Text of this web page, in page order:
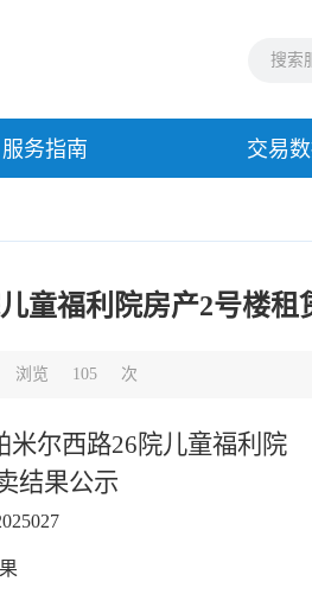
服务指南 交易
童福利院房产2号楼租
浏览 105 次
米尔西路26院儿童福利院
结果公示